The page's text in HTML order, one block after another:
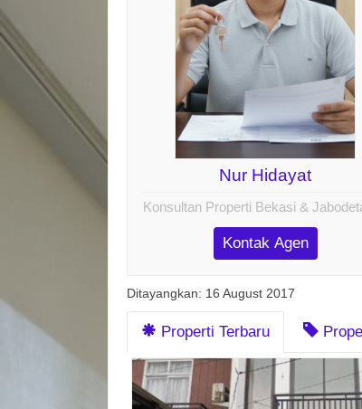
Nur Hidayat
Konsultan Properti Bekasi &
Kontak Agen
Ditayangkan: 16 August 2017
Properti Terbaru